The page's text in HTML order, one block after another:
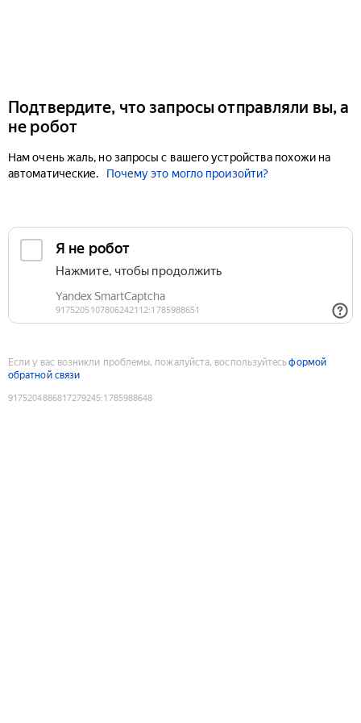
Подтвердите, что запросы отправляли вы, а
не робот
Нам очень жаль, но запросы с вашего устройства похожи на
автоматические.
Почему это могло произойти?
Если у вас возникли проблемы, пожалуйста, воспользуйтесьформой
обратной связи
9175204886817279245:1785988648